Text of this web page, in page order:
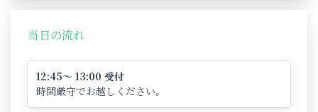
当日の流れ
12:45～ 13:00 受付
時間厳守でお越しください。